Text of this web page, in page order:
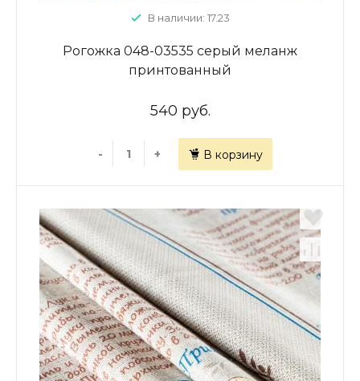
В наличии: 17.23
Рогожка 048-03535 серый меланж
принтованный
540 руб.
- + В корзину